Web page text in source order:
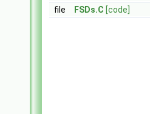
file
FSDs.C [code]